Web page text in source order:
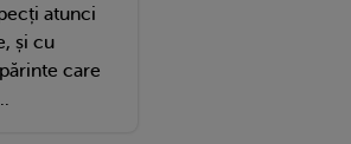
atunci
și cu
care